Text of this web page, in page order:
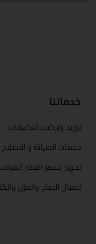
خدماتنا
توريد وتركيب التكييفات
خدمات الصيانة و الاصلاح
تجهيز جميع اقطار
أعمال الصاج والعزل